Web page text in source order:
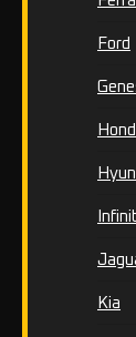
Ford
Kia